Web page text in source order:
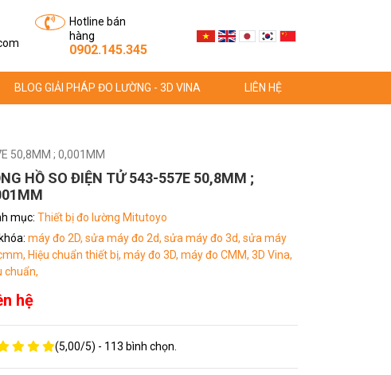
Hotline bán
hàng
0902.145.345
BLOG GIẢI PHÁP ĐO LƯỜNG - 3D VINA LIÊN HỆ
50,8MM ; 0,001MM
HỒ SO ĐIỆN TỬ 543-557E 50,8MM ;
mục: Thiết bị đo lường Mitutoyo
máy đo 2D, sửa máy đo 2d, sửa máy đo 3d, sửa máy
Hiệu chuẩn thiết bị, máy đo 3D, máy đo CMM, 3D Vina,
chuẩn,
hệ
(5,00/5) - 113 bình chọn.